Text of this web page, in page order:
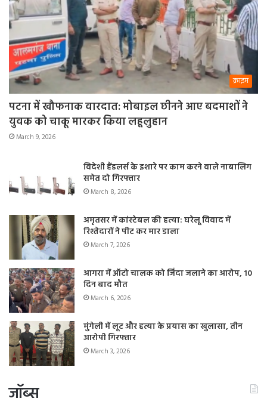
क्राइम
पटना में खौफनाक वारदात: मोबाइल छीनने आए बदमाशों ने
युवक को चाकू मारकर किया लहूलुहान
March 9, 2026
विदेशी हैंडलर्स के इशारे पर काम करने वाले नाबालिग
समेत दो गिरफ्तार
March 8, 2026
अमृतसर में कांस्टेबल की हत्या: घरेलू विवाद में
रिश्तेदारों ने पीट कर मार डाला
March 7, 2026
आगरा में ऑटो चालक को जिंदा जलाने का आरोप, 10
दिन बाद मौत
March 6, 2026
मुंगेली में लूट और हत्या के प्रयास का खुलासा, तीन
आरोपी गिरफ्तार
March 3, 2026
जॉब्स